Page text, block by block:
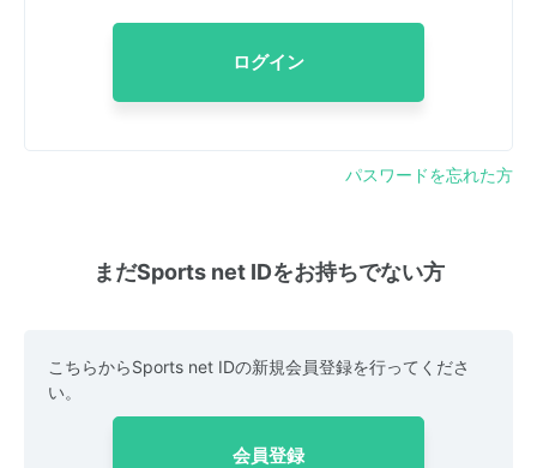
ログイン
パスワードを忘れた方
まだSports net IDをお持ちでない方
こちらからSports net IDの新規会員登録を行ってくださ
い。
会員登録